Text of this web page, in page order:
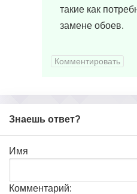
такие как
замене обоев.
Комментировать
Знаешь ответ?
Имя
Комментарий: